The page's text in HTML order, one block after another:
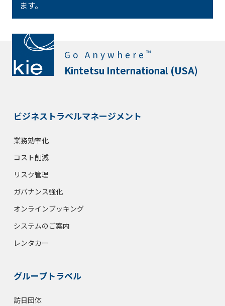
ます。
Go Anywhere ™
Kintetsu International (USA)
ビジネストラベルマネージメント
業務効率化
コスト削減
リスク管理
ガバナンス強化
オンラインブッキング
システムのご案内
レンタカー
グループトラベル
訪日団体